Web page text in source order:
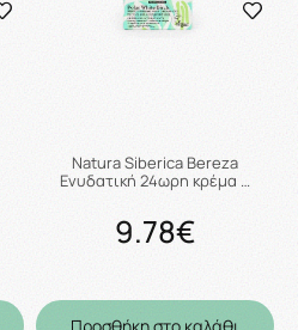
Natura Siberica Bereza
Ενυδατική 24ωρη κρέμα …
9.78€